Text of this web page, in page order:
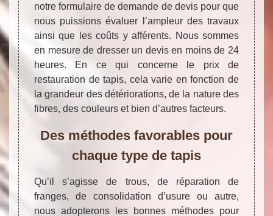
notre formulaire de demande de devis pour que
nous puissions évaluer l’ampleur des travaux
ainsi que les coûts y afférents. Nous sommes
en mesure de dresser un devis en moins de 24
heures. En ce qui concerne le prix de
restauration de tapis, cela varie en fonction de
la grandeur des détériorations, de la nature des
fibres, des couleurs et bien d’autres facteurs.
Des méthodes favorables pour
chaque type de tapis
Qu’il s’agisse de trous, de réparation de
franges, de consolidation d’usure ou autre,
nous adopterons les bonnes méthodes pour